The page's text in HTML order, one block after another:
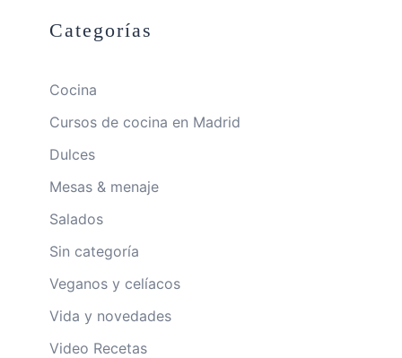
Categorías
Cocina
Cursos de cocina en Madrid
Dulces
Mesas & menaje
Salados
Sin categoría
Veganos y celíacos
Vida y novedades
Video Recetas